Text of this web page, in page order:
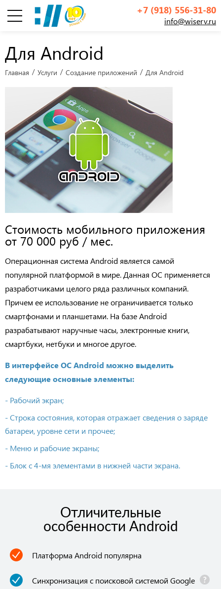
+7 (918) 556-31-80
info@wiserv.ru
Для Android
Главная Услуги Создание приложений Для Android
Стоимость мобильного приложения
от 70 000 руб / мес.
Операционная система Android является самой
популярной платформой в мире. Данная ОС применяется
разработчиками целого ряда различных компаний.
Причем ее использование не ограничивается только
смартфонами и планшетами. На базе Android
разрабатывают наручные часы, электронные книги,
смартбуки, нетбуки и многое другое.
В интерфейсе ОС Android можно выделить
следующие основные элементы:
- Рабочий экран;
- Строка состояния, которая отражает сведения о заряде
батареи, уровне сети и прочее;
- Меню и рабочие экраны;
- Блок с 4-мя элементами в нижней части экрана.
Отличительные
особенности Android
Платформа Android популярна
Синхронизация с поисковой системой Google